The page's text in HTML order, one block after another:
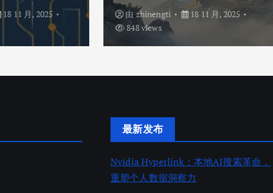
18 11 月, 2025
由 zhinengti
18 11 月, 2025
848 views
最新发布
Nvidia Hyperlink：本地AI搜索革命，
重塑个人数据洞察力